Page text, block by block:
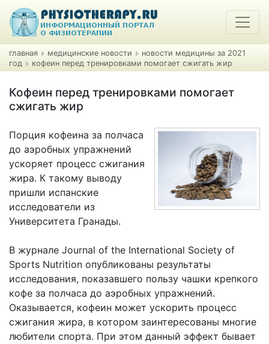
главная медицинские новости
новости медицины за 2021
год
кофеин перед тренировками помогает сжигать жир
Кофеин перед тренировками помогает
сжигать жир
Порция кофеина за полчаса
до аэробных упражнений
ускоряет процесс сжигания
жира. К такому выводу
пришли испанские
исследователи из
Университета Гранады.
В журнале Journal of the International Society of
Sports Nutrition опубликованы результаты
исследования, показавшего пользу чашки крепкого
кофе за полчаса до аэробных упражнений.
Оказывается, кофеин может ускорить процесс
сжигания жира, в котором заинтересованы многие
любители спорта. При этом данный эффект бывает